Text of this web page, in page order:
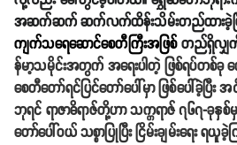
အဆက်ဆက် ဆက်လက်ထိန်းသိမ်းတည်ထားခဲ့ပ
ကျက်သရေဆောင်စေတီကြီးအဖြစ်တည်ရှိလျှ
န်မာ့သမိုင်းအတွက် အရေးပါတဲ့ ဖြစ်ရပ်တစ်ခု
စေတီတော်ရင်ပြင်တော်ပေါ်မှာ ဖြစ်ပေါ်ခဲ့ပြီး
ဘုရင် ရာဇာဓိရာဇ်တို့ဟာ သက္ကရာဇ် ၇၆၇-ခုနှစ်
တော်ပေါ်ဝယ် သစ္စာပြုပြီး ငြိမ်းချမ်းရေး ရယူ